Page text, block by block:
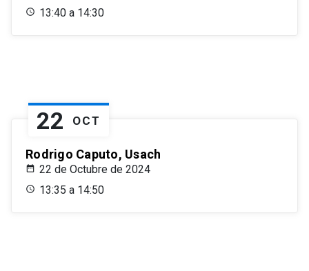
13:40 a 14:30
22 OCT
Rodrigo Caputo, Usach
22 de Octubre de 2024
13:35 a 14:50